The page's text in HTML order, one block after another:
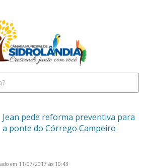
Jean pede reforma preventiva para
a ponte do Córrego Campeiro
em 11/07/2017 às 10:43